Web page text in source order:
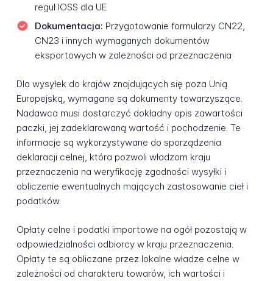
reguł IOSS dla UE
Dokumentacja: Przygotowanie formularzy CN22,
CN23 i innych wymaganych dokumentów
eksportowych w zależności od przeznaczenia
Dla wysyłek do krajów znajdujących się poza Unią
Europejską, wymagane są dokumenty towarzyszące.
Nadawca musi dostarczyć dokładny opis zawartości
paczki, jej zadeklarowaną wartość i pochodzenie. Te
informacje są wykorzystywane do sporządzenia
deklaracji celnej, która pozwoli władzom kraju
przeznaczenia na weryfikację zgodności wysyłki i
obliczenie ewentualnych mających zastosowanie cieł i
podatków.
Opłaty celne i podatki importowe na ogół pozostają w
odpowiedzialności odbiorcy w kraju przeznaczenia.
Opłaty te są obliczane przez lokalne władze celne w
zależności od charakteru towarów, ich wartości i